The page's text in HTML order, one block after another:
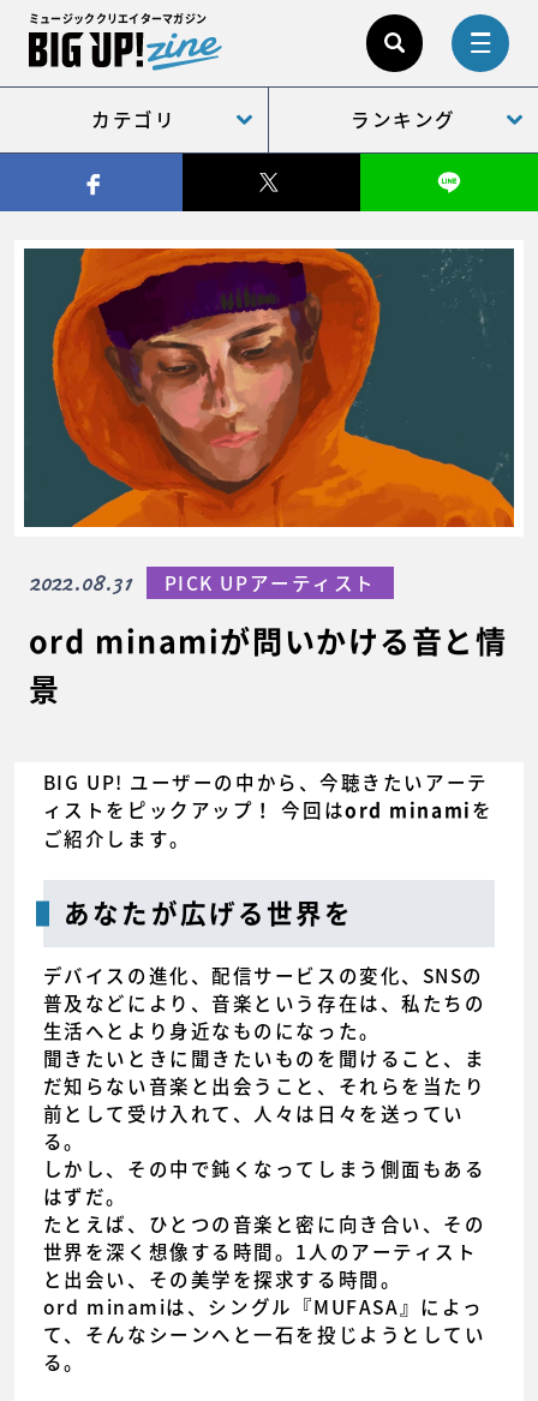
ミュージッククリエイターマガジン
カテゴリ ランキング
ord minamiが問いかける音と情
景
2022.08.31 PICK UPアーティスト
BIG UP! ユーザーの中から、今聴きたいアーテ
ィストをピックアップ！ 今回はord minami を
ご紹介します。
あなたが広げる世界を
デバイスの進化、配信サービスの変化、SNSの
普及などにより、音楽という存在は、私たちの
生活へとより身近なものになった。
聞きたいときに聞きたいものを聞けること、ま
だ知らない音楽と出会うこと、それらを当たり
前として受け入れて、人々は日々を送ってい
る。
しかし、その中で鈍くなってしまう側面もある
はずだ。
たとえば、ひとつの音楽と密に向き合い、その
世界を深く想像する時間。1人のアーティスト
と出会い、その美学を探求する時間。
ord minamiは、シングル『MUFASA』によっ
て、そんなシーンへと一石を投じようとしてい
る。